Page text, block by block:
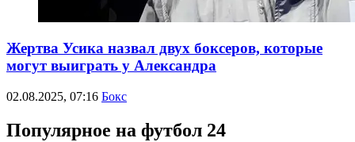
Жертва Усика назвал двух боксеров, которые
могут выиграть у Александра
02.08.2025, 07:16 Бокс
Популярное на футбол 24